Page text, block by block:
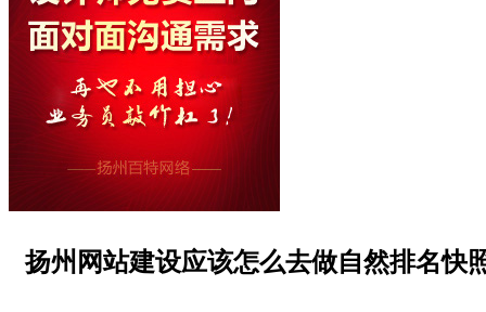
扬州网站建设应该怎么去做自然排名快